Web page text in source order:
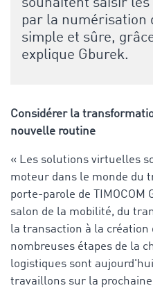
par la numérisation
simple et sûre,
explique Gburek.
Considérer la
nouvelle routine
« Les solutions virtuelles
moteur dans le monde du
porte-parole de TIMOCOM
salon de la mobilité, du
la transaction à la création
nombreuses étapes de la
logistiques sont
travaillons sur la